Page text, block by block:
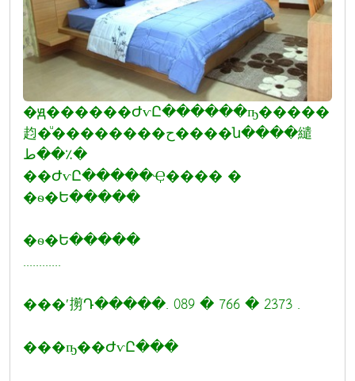
�ԭ������ԺѵԸ������ҧ�����
赹�ͧ��������ح����ն����繾
ط��٪�
��ԺѵԸ�����Ҿ���� �
�ѳ�Ե�����
�ѳ�Ե�����
............
���ʹ㨵Դ�����. 089 � 766 � 2373 .
���ҧ��ԺѵԸ���